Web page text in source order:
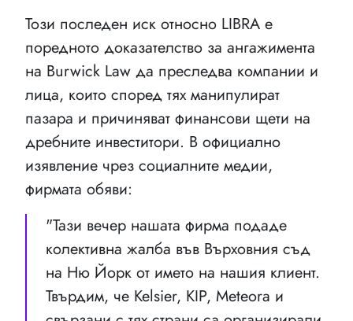
Този последен иск относно LIBRA е
поредното доказателство за ангажимента
на Burwick Law да преследва компании и
лица, които според тях манипулират
пазара и причиняват финансови щети на
дребните инвеститори. В официално
изявление чрез социалните медии,
фирмата обяви:
"Тази вечер нашата фирма подаде
колективна жалба във Върховния съд
на Ню Йорк от името на нашия клиент.
Твърдим, че Kelsier, KIP, Meteora и